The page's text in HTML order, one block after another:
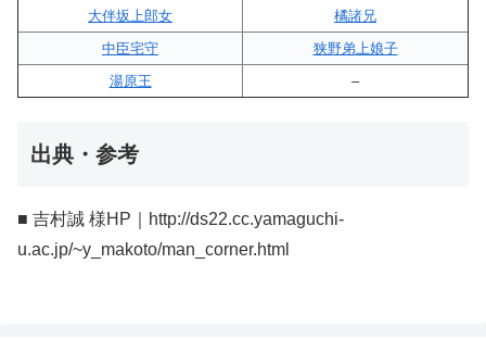
大伴坂上郎女
橘諸兄
中臣宅守
狭野弟上娘子
湯原王
–
出典・参考
■ 吉村誠 様HP｜http://ds22.cc.yamaguchi-
u.ac.jp/~y_makoto/man_corner.html